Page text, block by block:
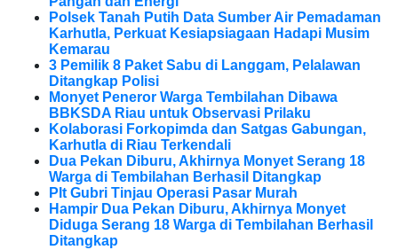
Polsek Tanah Putih Data Sumber Air Pemadaman
Karhutla, Perkuat Kesiapsiagaan Hadapi Musim
Kemarau
3 Pemilik 8 Paket Sabu di Langgam, Pelalawan
Ditangkap Polisi
Monyet Peneror Warga Tembilahan Dibawa
BBKSDA Riau untuk Observasi Prilaku
Kolaborasi Forkopimda dan Satgas Gabungan,
Karhutla di Riau Terkendali
Dua Pekan Diburu, Akhirnya Monyet Serang 18
Warga di Tembilahan Berhasil Ditangkap
Plt Gubri Tinjau Operasi Pasar Murah
Hampir Dua Pekan Diburu, Akhirnya Monyet
Diduga Serang 18 Warga di Tembilahan Berhasil
Ditangkap